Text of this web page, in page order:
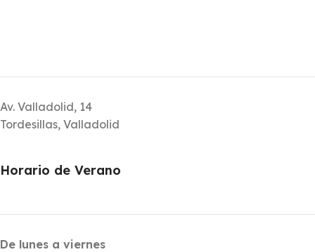
Av. Valladolid, 14
Tordesillas, Valladolid
Horario de Verano
De lunes a viernes